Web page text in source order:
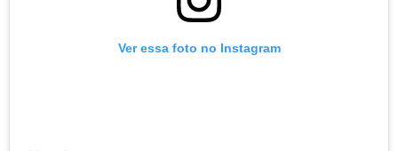
Ver essa foto no Instagram